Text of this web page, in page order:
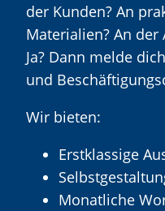
der Kunden? An
Materialien? An der
Ja? Dann melde
und
Wir bieten:
Erstklassige
Monatliche